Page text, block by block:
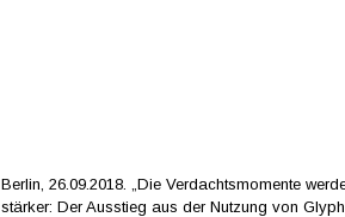
Berlin, 26.09.2018. „Die Verdachtsmomente
stärker: Der Ausstieg aus der Nutzung von